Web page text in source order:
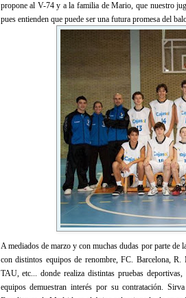
propone al V-74 y a la familia de Mario, que nuestro
pues entienden que puede ser una futura promesa del
A mediados de marzo y con muchas dudas por parte de
con distintos equipos de renombre, FC. Barcelona,
TAU, etc... donde realiza distintas pruebas
equipos demuestran interés por su contratación.